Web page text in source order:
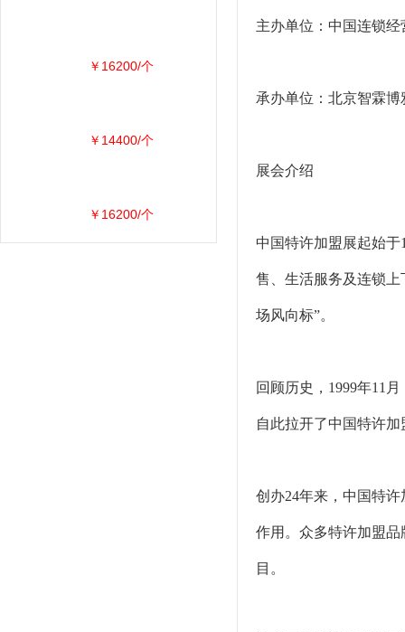
主办单位：中国连锁经
承办单位：北京智霖
展会介绍
中国特许加盟展起始
售、生活服务及连锁
场风向标”。
回顾历史，1999年11
自此拉开了中国特许
创办24年来，中国特
作用。众多特许加盟
目。
￥16200/个
￥14400/个
￥16200/个